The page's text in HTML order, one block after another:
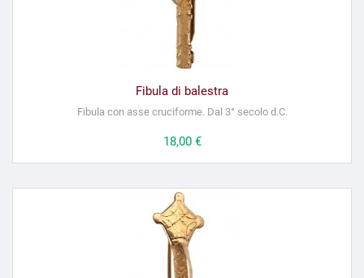
Fibula di balestra
Fibula con asse cruciforme. Dal 3° secolo d.C.
Prezzo
18,00 €